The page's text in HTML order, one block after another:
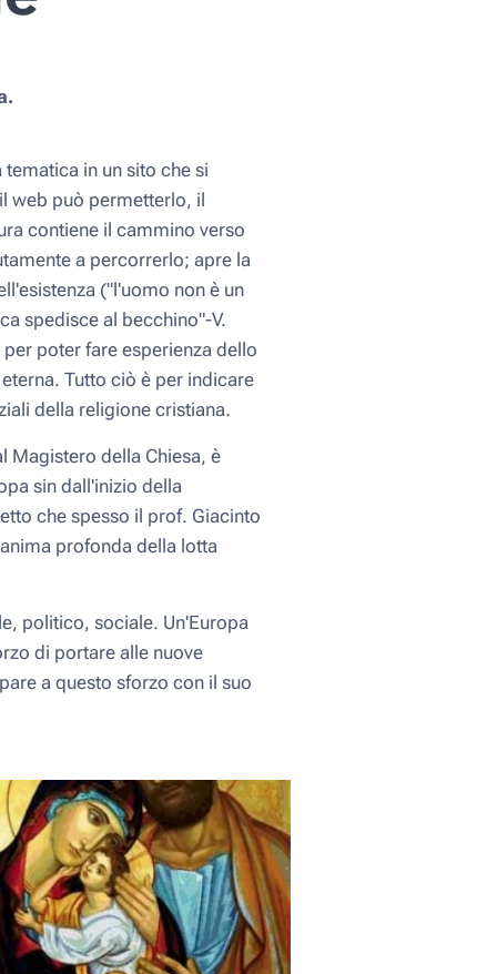
in un sito che si
web può permetterlo, il
contiene il cammino verso
a percorrerlo; apre la
("l'uomo non è un
spedisce al becchino"-V.
poter fare esperienza dello
Tutto ciò è per indicare
della religione cristiana.
Magistero della Chiesa, è
sin dall'inizio della
che spesso il prof. Giacinto
profonda della lotta
politico, sociale. Un'Europa
di portare alle nuove
a questo sforzo con il suo